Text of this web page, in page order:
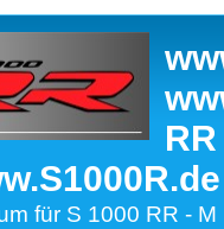
für S 1000 RR -